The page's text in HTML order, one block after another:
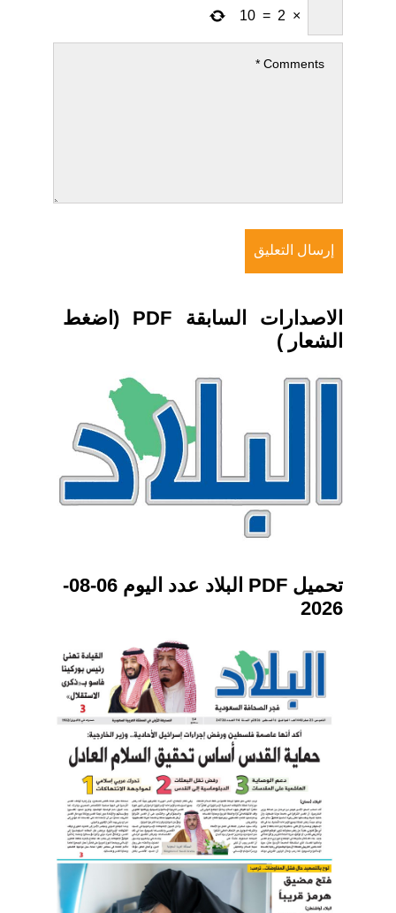
×
2
=
10
الاصدارات السابقة PDF (اضغط
الشعار )
تحميل PDF البلاد عدد اليوم 06-08-
2026